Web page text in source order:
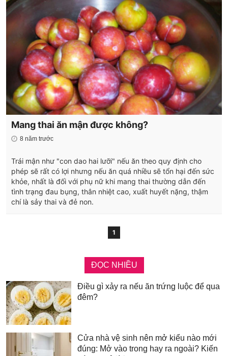
Mang thai ăn mận được không?
8 năm trước
Trái mận như "con dao hai lưỡi" nếu ăn theo quy định cho
phép sẽ rất có lợi nhưng nếu ăn quá nhiều sẽ tổn hại đến sức
khỏe, nhất là đối với phụ nữ khi mang thai thường dẫn đến
tình trạng đau bụng, thân nhiệt cao, xuất huyết nặng, thậm
chí là sảy thai và đẻ non.
1
ĐỌC NHIỀU
Điều gì xảy ra nếu ăn trứng luộc để qua
đêm?
Cửa nhà vệ sinh nên mở kiểu nào mới
đúng: Mở vào trong hay ra ngoài? Kiến